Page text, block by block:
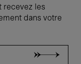
recevez les
dans votre